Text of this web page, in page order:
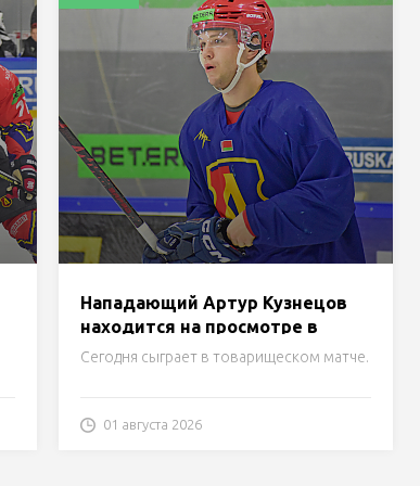
Нападающий Артур Кузнецов
находится на просмотре в
«Лиде»
Сегодня сыграет в товарищеском матче.
01 августа 2026